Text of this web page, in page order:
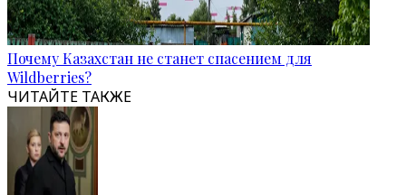
Почему Казахстан не станет спасением для
Wildberries?
ЧИТАЙТЕ ТАКЖЕ